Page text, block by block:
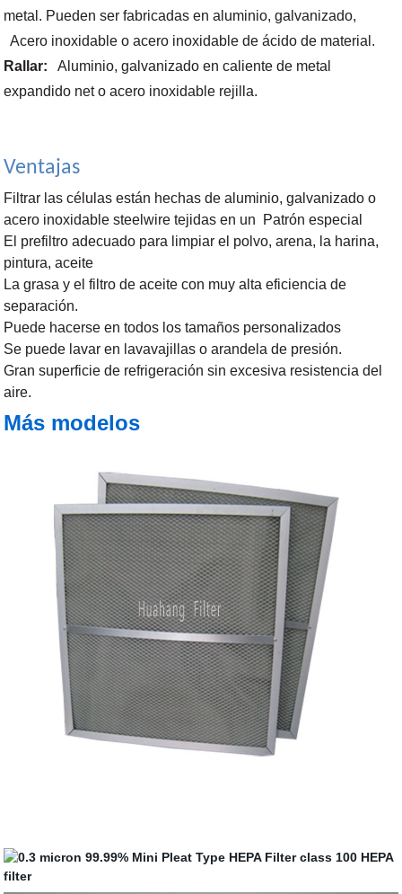
metal. Pueden ser fabricadas en aluminio, galvanizado,
Acero inoxidable o acero inoxidable de ácido de material.
Rallar:
Aluminio, galvanizado en caliente de metal
expandido net o acero inoxidable rejilla.
Ventajas
Filtrar las células están hechas de aluminio, galvanizado o
acero inoxidable steelwire tejidas en un Patrón especial
El prefiltro adecuado para limpiar el polvo, arena, la harina,
pintura, aceite
La grasa y el filtro de aceite con muy alta eficiencia de
separación.
Puede hacerse en todos los tamaños personalizados
Se puede lavar en lavavajillas o arandela de presión.
Gran superficie de refrigeración sin excesiva resistencia del
aire.
Más modelos